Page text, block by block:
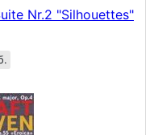
Nr.2 "Silhouettes"